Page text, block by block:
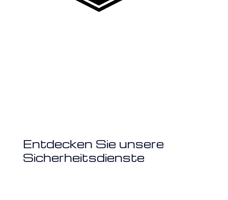
Entdecken Sie unsere
Sicherheitsdienste